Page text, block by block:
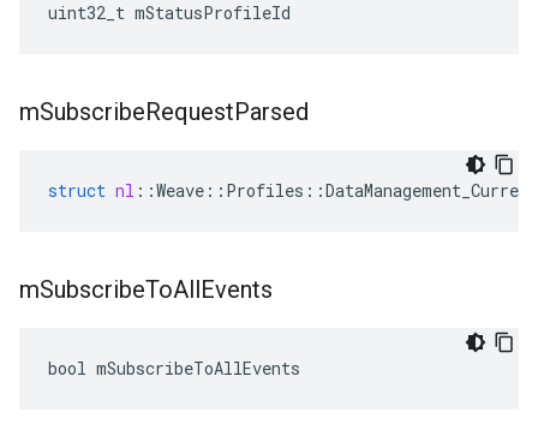
uint32_t mStatusProfileId
mSubscribeRequestParsed
struct nl ::Weave :: Profiles ::DataManagement_Current
mSubscribeToAllEvents
bool mSubscribeToAllEvents